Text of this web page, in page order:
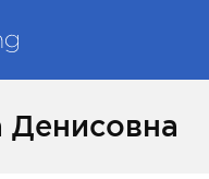
Денисовна